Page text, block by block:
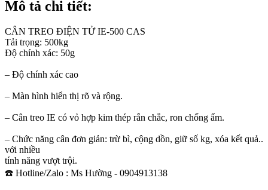
Mô tả chi tiết:
CÂN TREO ĐIỆN TỬ IE-500 CAS
Tải trọng: 500kg
Độ chính xác: 50g
– Độ chính xác cao
– Màn hình hiển thị rõ và rộng.
– Cân treo IE có vỏ hợp kim thép rắn chắc, ron chống ẩm.
– Chức năng cân đơn giản: trừ bì, cộng dồn, giữ số kg, xóa kết quả..
với nhiều
tính năng vượt trội.
☎️ Hotline/Zalo : Ms Hường - 0904913138